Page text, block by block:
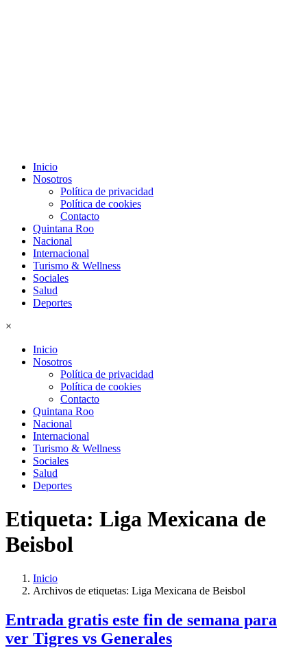
Inicio
Nosotros
Política de privacidad
Política de cookies
Contacto
Quintana Roo
Nacional
Internacional
Turismo & Wellness
Sociales
Salud
Deportes
×
Inicio
Nosotros
Política de privacidad
Política de cookies
Contacto
Quintana Roo
Nacional
Internacional
Turismo & Wellness
Sociales
Salud
Deportes
Etiqueta: Liga Mexicana de
Beisbol
Inicio
Archivos de etiquetas: Liga Mexicana de Beisbol
Entrada gratis este fin de semana para
ver Tigres vs Generales